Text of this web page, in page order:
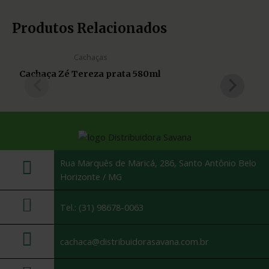
Produtos Relacionados
Cachaças
Cachaça Zé Tereza prata 580ml
Rua Marquês de Maricá, 286, Santo Antônio Belo
Horizonte / MG
Tel.: (31) 98678-0063
cachaca@distribuidorasavana.com.br